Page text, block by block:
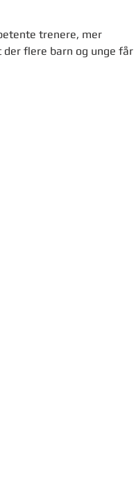
trenere, mer
flere barn og unge får